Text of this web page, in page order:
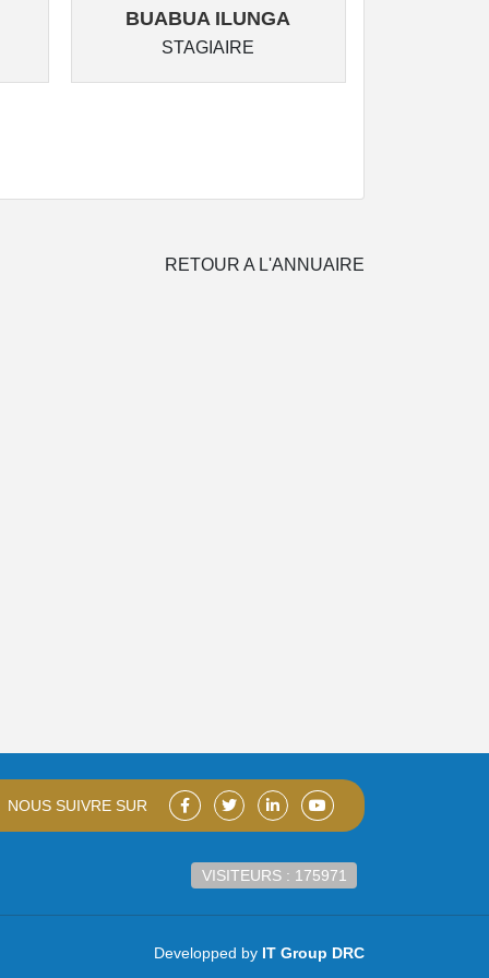
BUABUA ILUNGA
STAGIAIRE
RETOUR A L'ANNUAIRE
NOUS SUIVRE SUR
VISITEURS : 175971
Developped by IT Group DRC